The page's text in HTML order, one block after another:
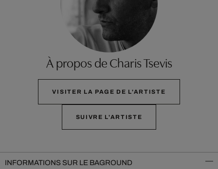
À propos de Charis Tsevis
VISITER LA PAGE DE L'ARTISTE
SUIVRE L'ARTISTE
INFORMATIONS SUR LE BAGROUND